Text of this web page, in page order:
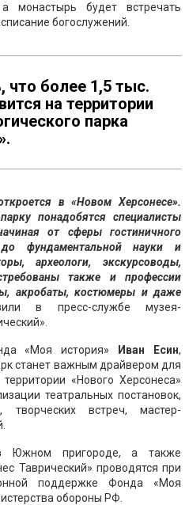
монастырь будет встречать
богослужений.
что более 1,5 тыс.
на территории
парка
в «Новом Херсонесе».
понадобятся специалисты
от сферы гостиничного
фундаментальной науки и
археологи, экскурсоводы,
также и профессии
акробаты, костюмеры и даже
в пресс-службе музея-
«Моя история» Иван Есин,
станет важным драйвером для
«Нового Херсонеса»
театральных постановок,
творческих встреч, мастер-
в Южном пригороде, а также
Таврический» проводятся при
поддержке Фонда «Моя
обороны РФ.